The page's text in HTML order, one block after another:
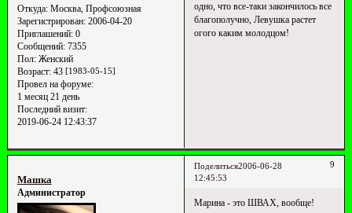
Откуда:Москва, Профсоюзная
Зарегистрирован: 2006-04-20
Приглашений:0
Сообщений:7355
Пол:Женский
Возраст:43 [1983-05-15]
Провел на форуме:
1 месяц 21 день
Последний визит:
2019-06-24 12:43:37
одно, что все-таки закончилось все
благополучно, Левушка растет
огого каким молодцом!
Поделиться 9
2006-06-28
12:45:53
Машка
Администратор
Марина - это ШВАХ, вообще!